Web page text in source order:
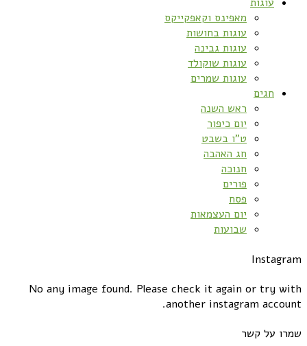
מאפינס וקאפקייקס
עוגות בחושות
עוגות גבינה
עוגות שוקולד
עוגות שמרים
חגים
ראש השנה
יום כיפור
ט”ו בשבט
חג האהבה
חנוכה
פורים
פסח
יום העצמאות
שבועות
Instagram
No any image found. Please check it again or try with
another instagram account.
שמרו על קשר